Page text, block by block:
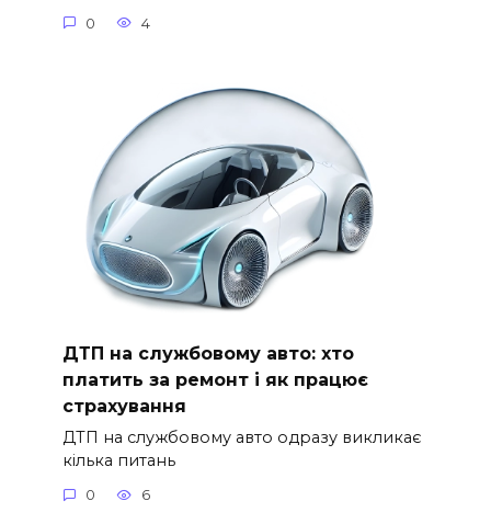
0 4
ДТП на службовому авто: хто
платить за ремонт і як працює
страхування
ДТП на службовому авто одразу викликає
кілька питань
0 6